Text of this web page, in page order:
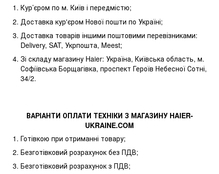
Кур’єром по м. Київ і передмістю;
Доставка кур'єром Нової пошти по Україні;
Доставка товарів іншими поштовими перевізниками:
Delivery, SAT, Укрпошта, Meest;
Зі складу магазину Haier: Україна, Київська область, м.
Софіївська Борщагівка, проспект Героїв Небесної Сотні,
34/2.
ВАРІАНТИ ОПЛАТИ ТЕХНІКИ З МАГАЗИНУ HAIER-
UKRAINE.COM
Готівкою при отриманні товару;
Безготівковий розрахунок без ПДВ;
Безготівковий розрахунок з ПДВ;